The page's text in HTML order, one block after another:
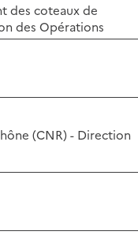
des coteaux de
des Opérations
(CNR) - Direction